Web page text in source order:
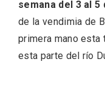
semana del 3 al
de la vendimia de
primera mano
esta parte del río